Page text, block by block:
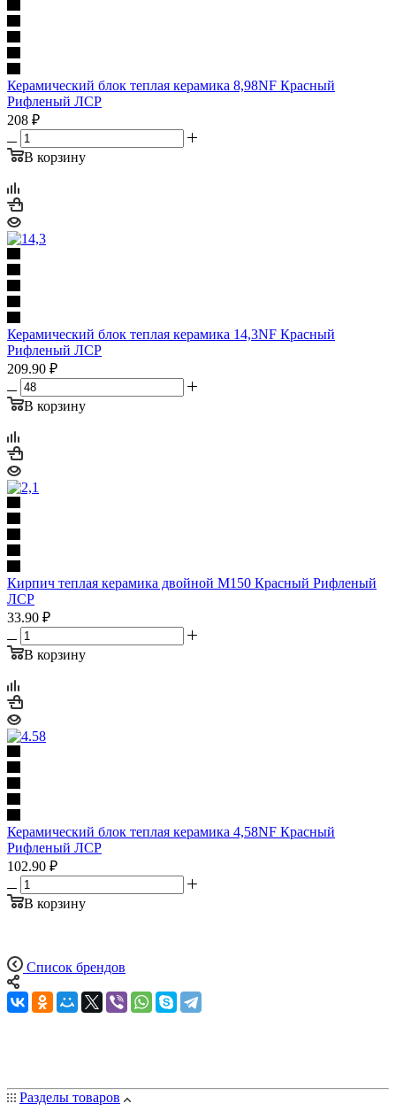
Керамический блок теплая керамика 8,98NF Красный
Рифленый ЛСР
208 ₽
В корзину
Керамический блок теплая керамика 14,3NF Красный
Рифленый ЛСР
209.90 ₽
В корзину
Кирпич теплая керамика двойной М150 Красный Рифленый
ЛСР
33.90 ₽
В корзину
Керамический блок теплая керамика 4,58NF Красный
Рифленый ЛСР
102.90 ₽
В корзину
Список брендов
Разделы товаров